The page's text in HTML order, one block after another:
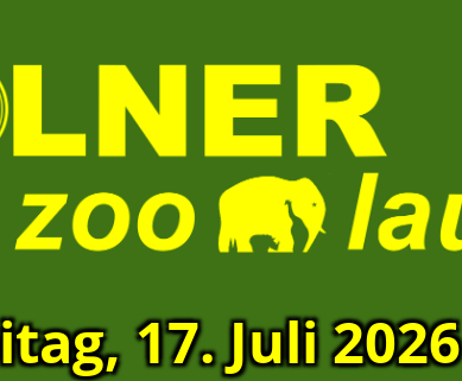
17. Juli 2026